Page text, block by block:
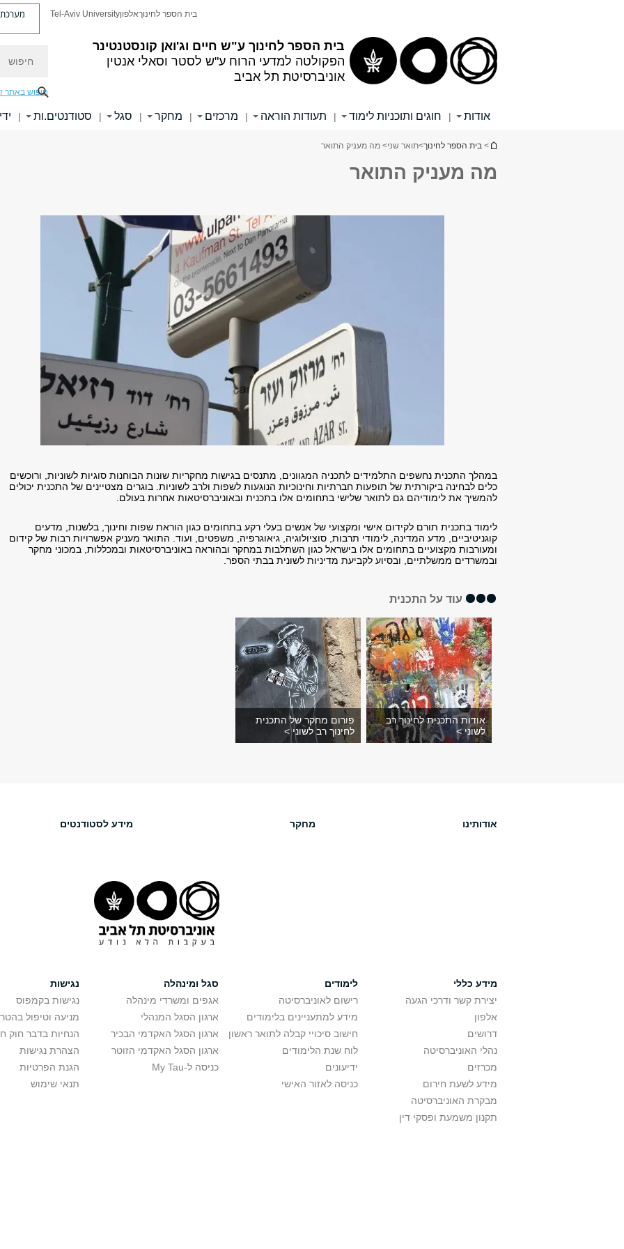
בית הספר לחינוך ע"ש חיים וג'ואן קונסטנטינר
הפקולטה למדעי הרוח ע"ש לסטר וסאלי אנטין
אוניברסיטת תל אביב
בית הספר לחינוךאלפוןTel-Aviv University מערכת
חיפוש באתר
אודות | חוגים ותוכניות לימוד | תעודות הוראה | מרכזים | מחקר | סגל | סטודנטים.ות |
הינך נמצא כאן
> בית הספר לחינוך>תואר שני> מה מעניק התואר
מה מעניק התואר
במהלך התכנית נחשפים התלמידים לתכניה המגוונים, מתנסים בגישות מחקריות שונות הבוחנות סוגיות לשוניות, ורוכשים
כלים לבחינה ביקורתית של תופעות חברתיות וחינוכיות הנוגעות לשפות ולרב לשוניות. בוגרים מצטיינים של התכנית יכולים
להמשיך את לימודיהם גם לתואר שלישי בתחומים אלו בתכנית ובאוניברסיטאות אחרות בעולם.
לימוד בתכנית תורם לקידום אישי ומקצועי של אנשים בעלי רקע בתחומים כגון הוראת שפות וחינוך, בלשנות, מדעים
קוגניטיביים, מדע המדינה, לימודי תרבות, סוציולוגיה, גיאוגרפיה, משפטים, ועוד. התואר מעניק אפשרויות רבות של קידום
ומעורבות מקצועיים בתחומים אלו בישראל כגון השתלבות במחקר ובהוראה באוניברסיטאות ובמכללות, במכוני מחקר
ובמשרדים ממשלתיים, ובסיוע לקביעת מדיניות לשונית בבתי הספר.
עוד על התכנית
אודות התכנית לחינוך רב
לשוני >
פורום מחקר של התכנית
לחינוך רב לשוני >
אודותינו מחקר מידע לסטודנטים
מידע כללי
יצירת קשר ודרכי הגעה
אלפון
דרושים
נהלי האוניברסיטה
מכרזים
מידע לשעת חירום
מבקרת האוניברסיטה
תקנון משמעת ופסקי דין
לימודים
רישום לאוניברסיטה
מידע למתעניינים בלימודים
חישוב סיכויי קבלה לתואר ראשון
לוח שנת הלימודים
ידיעונים
כניסה לאזור האישי
סגל ומינהלה
אגפים ומשרדי מינהלה
ארגון הסגל המנהלי
ארגון הסגל האקדמי הבכיר
ארגון הסגל האקדמי הזוטר
כניסה ל-My Tau
נגישות
נגישות בקמפוס
מניעה וטיפול
הנחיות בדבר חוק
הצהרת נגישות
הגנת הפרטיות
תנאי שימוש